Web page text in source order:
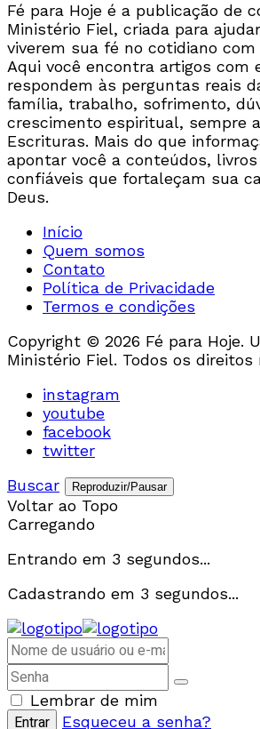
Fé para Hoje é a publicação de
Ministério Fiel, criada para
viverem sua fé no cotidiano
Aqui você encontra artigos com
respondem às perguntas reais
família, trabalho, sofrimento,
crescimento espiritual, sempre
Escrituras. Mais do que
apontar você a conteúdos,
confiáveis que fortaleçam sua
Deus.
Início
Quem somos
Contato
Política de Privacidade
Termos e condições
Copyright © 2026 Fé para Hoje.
Ministério Fiel. Todos os direitos
instagram
youtube
facebook
twitter
Buscar
Reproduzir/Pausar
Voltar ao Topo
Carregando
Entrando em 3 segundos...
Cadastrando em 3 segundos...
Lembrar de mim
Esqueceu a senha?